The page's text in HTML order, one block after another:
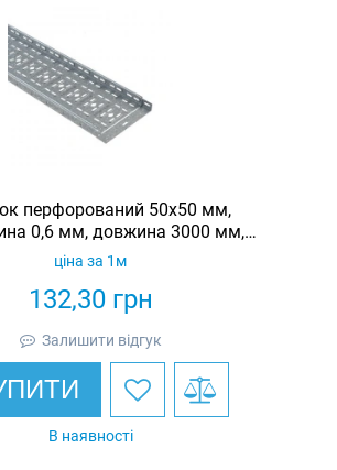
перфорований 50х50 мм,
0,6 мм, довжина 3000 мм,
Eurotray
132,30грн
ціна за 1м
Залишити відгук
В наявності